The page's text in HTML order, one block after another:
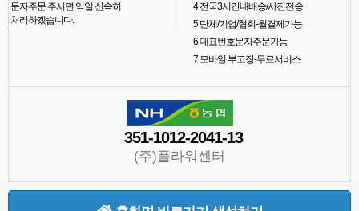
문자주문 주시면 익일 신속히
처리하겠습니다.
4전국3시간내배송/사진전송
5단체/기업/협회-월결제가능
6대표번호문자주문가능
7모바일 부고장-무료서비스
351-1012-2041-13
(주)플라워센터